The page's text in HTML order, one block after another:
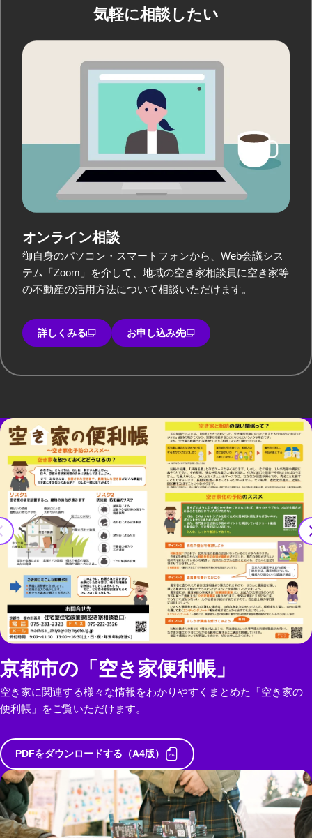
気軽に相談したい
オンライン相談
御自身のパソコン・スマートフォンから、Web会議シス
テム「Zoom」を介して、地域の空き家相談員に空き家等
の不動産の活用方法について相談いただけます。
詳しくみる お申し込み先
京都市の「空き家便利帳」
空き家に関連する様々な情報をわかりやすくまとめた「空き家の
便利帳」をご覧いただけます。
PDFをダウンロードする（A4版）